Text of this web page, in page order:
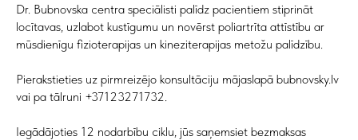
Dr. Bubnovska centra speciālisti palīdz pacientiem stiprināt
locītavas, uzlabot kustīgumu un novērst poliartrīta attīstību ar
mūsdienīgu fizioterapijas un kineziterapijas metožu palīdzību.
Pierakstieties uz pirmreizējo konsultāciju mājaslapā bubnovsky.lv
vai pa tālruni +37123271732.
Iegādājoties 12 nodarbību ciklu, jūs saņemsiet bezmaksas